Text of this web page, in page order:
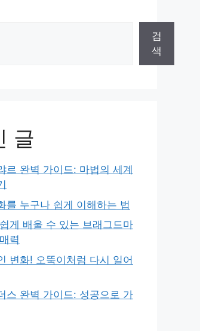
검
색
글
르 완벽 가이드: 마법의 세계
를 누구나 쉽게 이해하는 법
게 배울 수 있는 브래그드마
력
변화! 오뚝이처럼 다시 일어
스 완벽 가이드: 성공으로 가